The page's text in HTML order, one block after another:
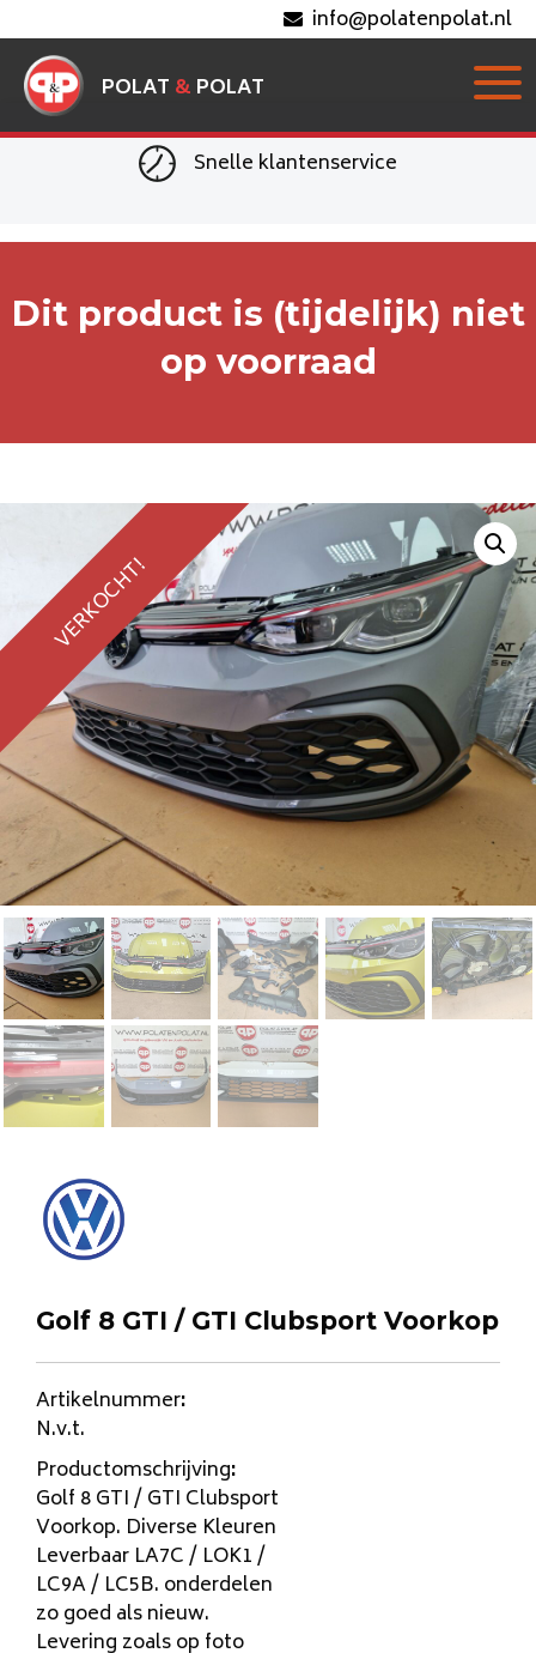
info@polatenpolat.nl
POLAT & POLAT
Snelle klantenservice
Dit product is (tijdelijk) niet
op voorraad
VERKOCHT!
Golf 8 GTI / GTI Clubsport Voorkop
Artikelnummer:
N.v.t.
Productomschrijving:
Golf 8 GTI / GTI Clubsport
Voorkop. Diverse Kleuren
Leverbaar LA7C / LOK1 /
LC9A / LC5B. onderdelen
zo goed als nieuw.
Levering zoals op foto